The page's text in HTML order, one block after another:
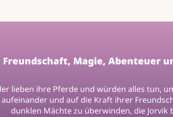
Freundschaft, Magie, Abenteuer
lieben ihre Pferde und würden alles tun,
und auf die Kraft ihrer
dunklen Mächte zu überwinden, die Jorvik